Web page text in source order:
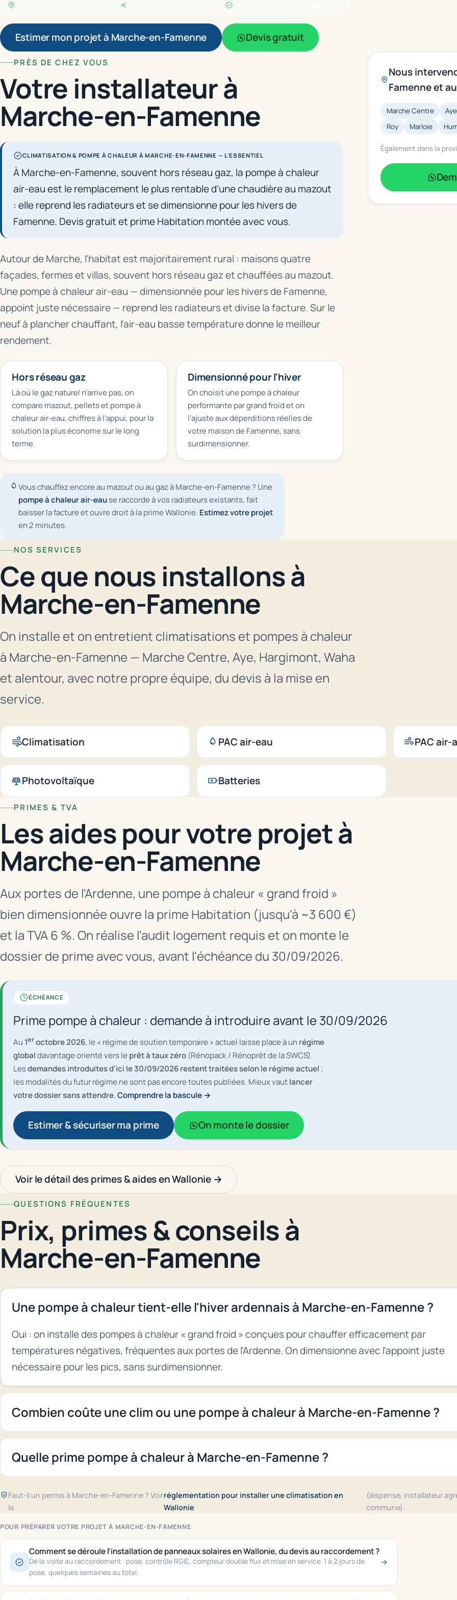
Estimer mon projet à Marche-en-Famenne Devis gratuit
PRÈS DE CHEZ VOUS
Votre installateur à
Marche-en-Famenne
CLIMATISATION & POMPE À CHALEUR À MARCHE-EN-FAMENNE — L'ESSENTIEL
À Marche-en-Famenne, souvent hors réseau gaz, la pompe à chaleur
air-eau est le remplacement le plus rentable d'une chaudière au mazout
: elle reprend les radiateurs et se dimensionne pour les hivers de
Famenne. Devis gratuit et prime Habitation montée avec vous.
Autour de Marche, l'habitat est majoritairement rural : maisons quatre
façades, fermes et villas, souvent hors réseau gaz et chauffées au mazout.
Une pompe à chaleur air-eau — dimensionnée pour les hivers de Famenne,
appoint juste nécessaire — reprend les radiateurs et divise la facture. Sur le
neuf à plancher chauffant, l'air-eau basse température donne le meilleur
rendement.
Hors réseau gaz
Là où le gaz naturel n'arrive pas, on
compare mazout, pellets et pompe à
chaleur air-eau, chiffres à l'appui, pour la
solution la plus économe sur le long
terme.
Dimensionné pour l'hiver
On choisit une pompe à chaleur
performante par grand froid et on
l'ajuste aux déperditions réelles de
votre maison de Famenne, sans
surdimensionner.
Vous chauffez encore au mazout ou au gaz à Marche-en-Famenne ? Une
pompe à chaleur air-eause raccorde à vos radiateurs existants, fait
baisser la facture et ouvre droit à la prime Wallonie. Estimez votre projet
en 2 minutes.
Nous
Famenne et
Marche Centre
Aye
Roy
Marloie
Également dans la
NOS SERVICES
Ce que nous installons à
Marche-en-Famenne
On installe et on entretient climatisations et pompes à chaleur
à Marche-en-Famenne — Marche Centre, Aye, Hargimont, Waha
et alentour, avec notre propre équipe, du devis à la mise en
service.
Climatisation PAC air-eau PAC air-
Photovoltaïque Batteries
PRIMES & TVA
Les aides pour votre projet à
Marche-en-Famenne
Aux portes de l'Ardenne, une pompe à chaleur « grand froid »
bien dimensionnée ouvre la prime Habitation (jusqu'à ~3 600 €)
et la TVA 6 %. On réalise l'audit logement requis et on monte le
dossier de prime avec vous, avant l'échéance du 30/09/2026.
ÉCHÉANCE
Prime pompe à chaleur : demande à introduire avant le 30/09/2026
Au 1eroctobre 2026, le « régime de soutien temporaire » actuel laisse place à un régime
globaldavantage orienté vers leprêt à taux zéro(Rénopack / Rénoprêt de la SWCS).
Lesdemandes introduites d'ici le 30/09/2026 restent traitées selon le régime actuel ;
les modalités du futur régime ne sont pas encore toutes publiées. Mieux vautlancer
votre dossier sans attendre.Comprendre la bascule →
Estimer & sécuriser ma prime On monte le dossier
Voir le détail des primes & aides en Wallonie →
QUESTIONS FRÉQUENTES
Prix, primes & conseils à
Marche-en-Famenne
Une pompe à chaleur tient-elle l'hiver ardennais à Marche-en-Famenne ?
Oui : on installe des pompes à chaleur « grand froid » conçues pour chauffer efficacement par
températures négatives, fréquentes aux portes de l'Ardenne. On dimensionne avec l'appoint juste
nécessaire pour les pics, sans surdimensionner.
Combien coûte une clim ou une pompe à chaleur à Marche-en-Famenne ?
Quelle prime pompe à chaleur à Marche-en-Famenne ?
Faut-il un permis à Marche-en-Famenne ? Voir
la
réglementation pour installer une climatisation en
Wallonie
(dispense, installateur
commune).
POUR PRÉPARER VOTRE PROJET À MARCHE-EN-FAMENNE
Comment se déroule l'installation de panneaux solaires en Wallonie, du devis au raccordement ?
De la visite au raccordement : pose, contrôle RGIE, compteur double flux et mise en service. 1 à 2 jours de
pose, quelques semaines au total.